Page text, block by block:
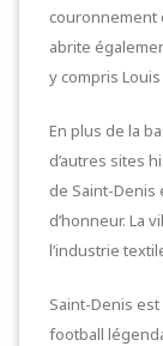
couronnement
abrite
y compris
En plus de la
d’autres sites
de Saint-Denis
d’honneur. La
l’industrie
Saint-Denis
football